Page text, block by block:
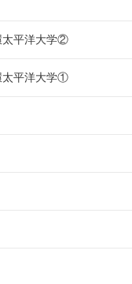
平洋大学②
平洋大学①